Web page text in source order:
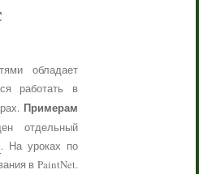
обладает
работать в
Примерам
отдельный
. На уроках по
в PaintNet.